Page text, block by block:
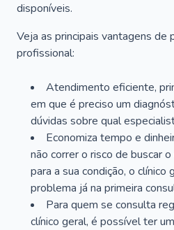
disponíveis.
Veja as principais vantagens de
profissional:
Atendimento eficiente,
em que é preciso um
dúvidas sobre qual
Economiza tempo e
não correr o risco de buscar
para a sua condição, o clínico
problema já na primeira
Para quem se consulta
clínico geral, é possível ter